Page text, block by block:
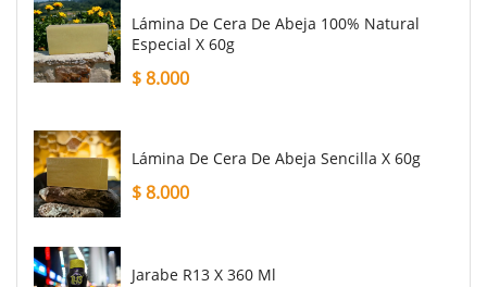
Lámina De Cera De Abeja 100% Natural
Especial X 60g
$8.000
Lámina De Cera De Abeja Sencilla X 60g
$8.000
Jarabe R13 X 360 Ml